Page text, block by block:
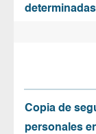
Copia de
personales